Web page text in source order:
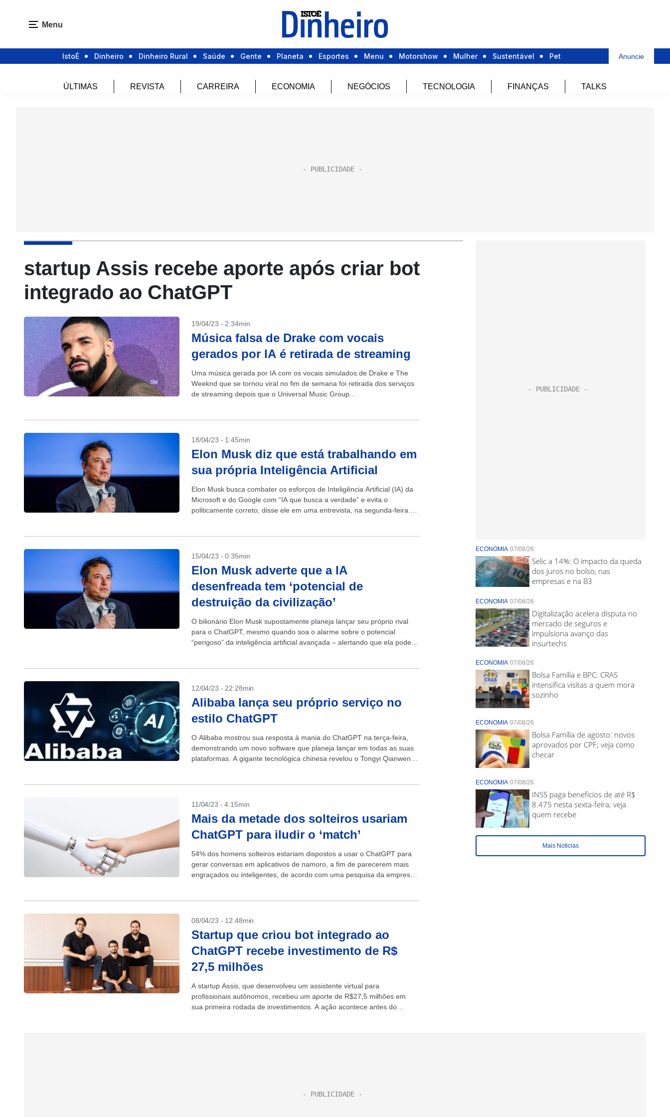
Menu
IstoÉ Dinheiro Dinheiro Rural Saúde Gente Planeta Esportes Menu Motorshow Mulher Sustentável Pet Anuncie
ÚLTIMAS REVISTA CARREIRA ECONOMIA NEGÓCIOS TECNOLOGIA FINANÇAS TALKS
startup Assis recebe aporte após criar bot
integrado ao ChatGPT
19/04/23 - 2:34min
Música falsa de Drake com vocais
gerados por IA é retirada de streaming
Uma música gerada por IA com os vocais simulados de Drake e The
Weeknd que se tornou viral no fim de semana foi retirada dos serviços
de streaming depois que o Universal Music Group...
18/04/23 - 1:45min
Elon Musk diz que está trabalhando em
sua própria Inteligência Artificial
Elon Musk busca combater os esforços de Inteligência Artificial (IA) da
Microsoft e do Google com “IA que busca a verdade” e evita o
politicamente correto, disse ele em uma entrevista, na segunda-feira.
15/04/23 - 0:35min
Elon Musk adverte que a IA
desenfreada tem ‘potencial de
destruição da civilização’
O bilionário Elon Musk supostamente planeja lançar seu próprio rival
para o ChatGPT, mesmo quando soa o alarme sobre o potencial
“perigoso” da inteligência artificial avançada – alertando que ela pode
12/04/23 - 22:28min
Alibaba lança seu próprio serviço no
estilo ChatGPT
O Alibaba mostrou sua resposta à mania do ChatGPT na terça-feira,
demonstrando um novo software que planeja lançar em todas as suas
plataformas. A gigante tecnológica chinesa revelou o Tongyi Qianwen,
11/04/23 - 4:15min
Mais da metade dos solteiros usariam
ChatGPT para iludir o ‘match’
54% dos homens solteiros estariam dispostos a usar o ChatGPT para
gerar conversas em aplicativos de namoro, a fim de parecerem mais
engraçados ou inteligentes, de acordo com uma pesquisa da empresa
08/04/23 - 12:48min
Startup que criou bot integrado ao
ChatGPT recebe investimento de R$
27,5 milhões
A startup Assis, que desenvolveu um assistente virtual para
profissionais autônomos, recebeu um aporte de R$27,5 milhões em
sua primeira rodada de investimentos. A ação acontece antes do
ECONOMIA 07/08/26
Selic a 14%: O impacto da queda
dos juros no bolso, nas
empresas e na B3
ECONOMIA 07/08/26
Digitalização acelera disputa no
mercado de seguros e
impulsiona avanço das
insurtechs
ECONOMIA 07/08/26
Bolsa Família e BPC: CRAS
intensifica visitas a quem mora
sozinho
ECONOMIA 07/08/26
Bolsa Família de agosto: novos
aprovados por CPF; veja como
checar
ECONOMIA 07/08/26
INSS paga benefícios de até R$
8.475 nesta sexta-feira; veja
quem recebe
Mais Noticias